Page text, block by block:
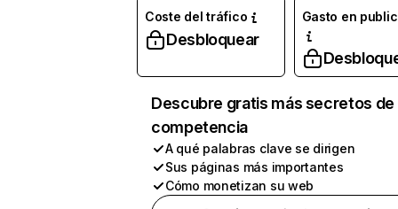
Coste del tráfico
Desbloquear
Gasto en
Descubre gratis más secretos de
competencia
A qué palabras clave se dirigen
Sus páginas más importantes
Cómo monetizan su web